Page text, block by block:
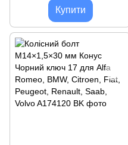
Renault Trafic, Nissan
Primastar
Купити